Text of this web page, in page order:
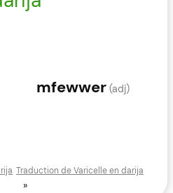
mfewwer (adj)
Traduction de Varicelle en darija
»